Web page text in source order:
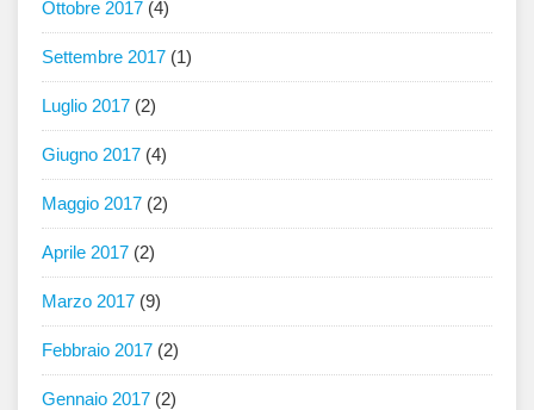
Ottobre 2017 (4)
Settembre 2017 (1)
Luglio 2017 (2)
Giugno 2017 (4)
Maggio 2017 (2)
Aprile 2017 (2)
Marzo 2017 (9)
Febbraio 2017 (2)
Gennaio 2017 (2)